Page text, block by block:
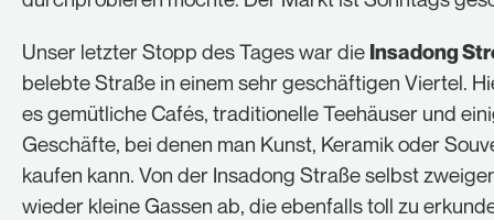
Unser letzter Stopp des Tages war die Insadong
belebte Straße in einem sehr geschäftigen Viertel.
es gemütliche Cafés, traditionelle Teehäuser und
Geschäfte, bei denen man Kunst, Keramik oder
kaufen kann. Von der Insadong Straße selbst
wieder kleine Gassen ab, die ebenfalls toll zu